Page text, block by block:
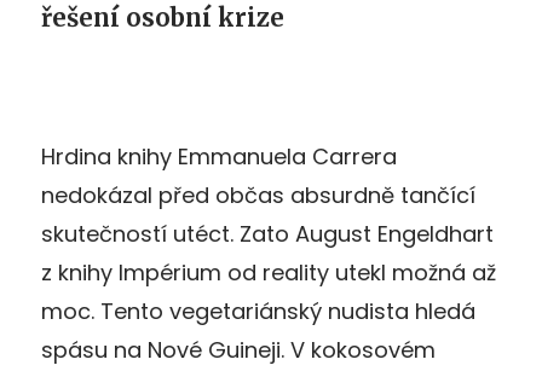
řešení osobní krize
Hrdina knihy Emmanuela Carrera
nedokázal před občas absurdně tančící
skutečností utéct. Zato August Engeldhart
z knihy Impérium od reality utekl možná až
moc. Tento vegetariánský nudista hledá
spásu na Nové Guineji. V kokosovém